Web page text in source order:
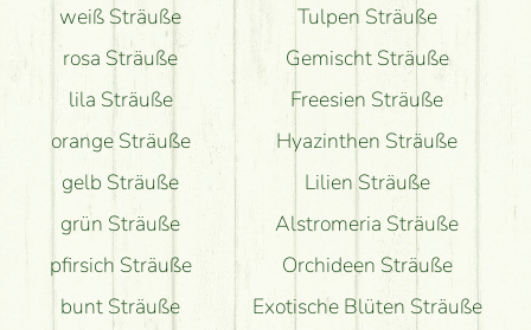
weiß Sträuße
rosa Sträuße
lila Sträuße
orange Sträuße
gelb Sträuße
grün Sträuße
pfirsich Sträuße
bunt Sträuße
Tulpen Sträuße
Gemischt Sträuße
Freesien Sträuße
Hyazinthen Sträuße
Lilien Sträuße
Alstromeria Sträuße
Orchideen Sträuße
Exotische Blüten Sträuße